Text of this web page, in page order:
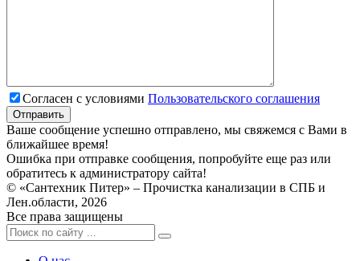
Согласен с условиями Пользовательского соглашения
Ваше сообщение успешно отправлено, мы свяжемся с Вами в
ближайшее время!
Ошибка при отправке сообщения, попробуйте еще раз или
обратитесь к администратору сайта!
© «Сантехник Питер» – Прочистка канализации в СПБ и
Лен.области, 2026
Все права защищены